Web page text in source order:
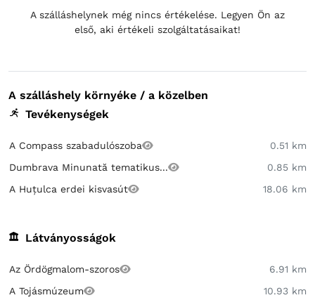
A szálláshelynek még nincs értékelése. Legyen Ön az
első, aki értékeli szolgáltatásaikat!
A szálláshely környéke / a közelben
Tevékenységek
A Compass szabadulószoba
0.51 km
Dumbrava Minunată tematikus...
0.85 km
A Huțulca erdei kisvasút
18.06 km
Látványosságok
Az Ördögmalom-szoros
6.91 km
A Tojásmúzeum
10.93 km